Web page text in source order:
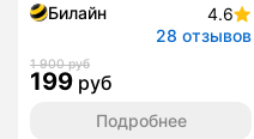
Билайн
4.6
28 отзывов
1 900 руб
199 руб
Подробнее